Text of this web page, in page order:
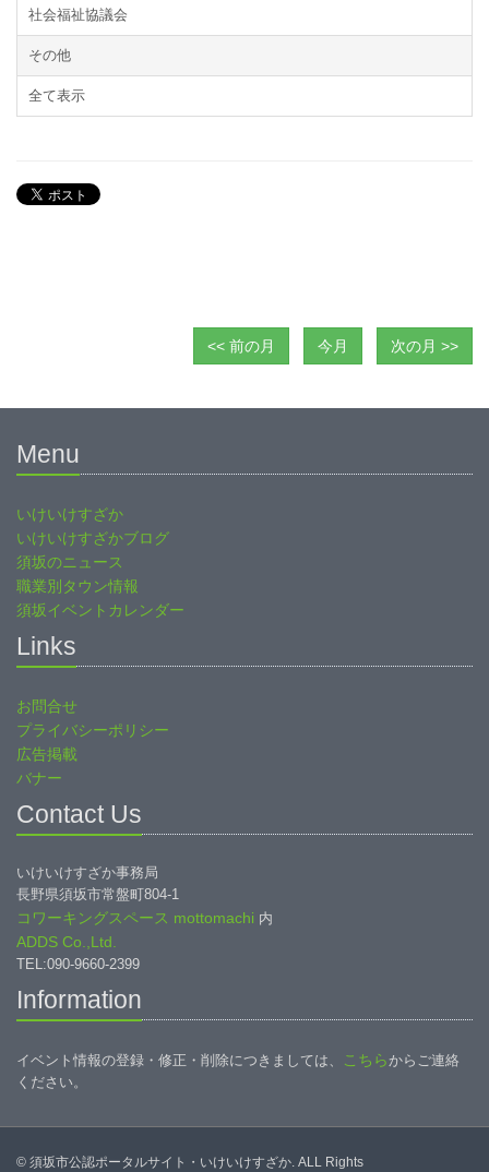
社会福祉協議会
その他
全て表示
<< 前の月 今月 次の月 >>
Menu
いけいけすざか
いけいけすざかブログ
須坂のニュース
職業別タウン情報
須坂イベントカレンダー
Links
お問合せ
プライバシーポリシー
広告掲載
バナー
Contact Us
いけいけすざか事務局
長野県須坂市常盤町804-1
コワーキングスペース mottomachi 内
ADDS Co.,Ltd.
TEL:090-9660-2399
Information
イベント情報の登録・修正・削除につきましては、 こちらからご連絡
ください。
© 須坂市公認ポータルサイト・いけいけすざか. ALL Rights